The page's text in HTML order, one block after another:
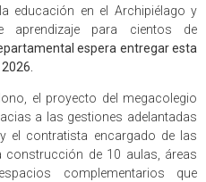
educación en el Archipiélago y
aprendizaje para cientos de
espera entregar esta
el proyecto del megacolegio
a las gestiones adelantadas
el contratista encargado de las
de 10 aulas, áreas
complementarios que